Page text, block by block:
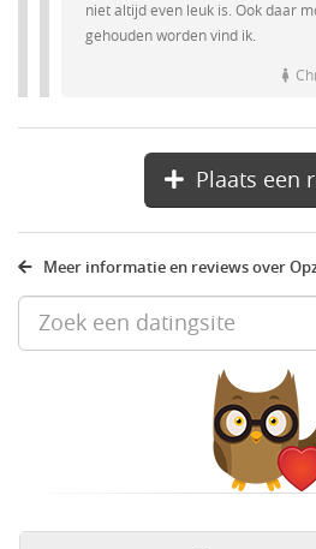
niet altijd even leuk is. Ook daar
gehouden worden vind ik.
Plaats een
Meer informatie en reviews over